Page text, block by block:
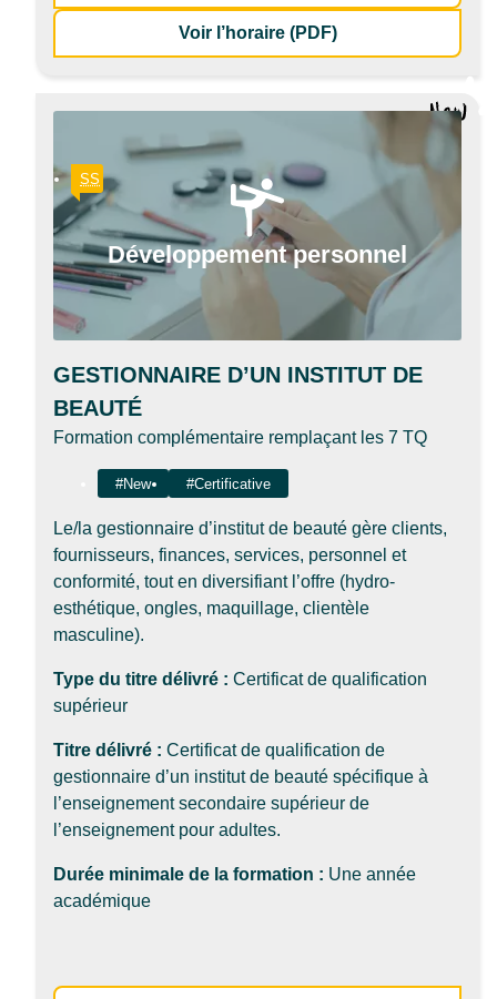
Voir l’horaire (PDF)de la formation
Développement personnel
SS
GESTIONNAIRE D’UN INSTITUT DE
BEAUTÉ
Formation complémentaire remplaçant les 7 TQ
#New #Certificative
Le/la gestionnaire d’institut de beauté gère clients,
fournisseurs, finances, services, personnel et
conformité, tout en diversifiant l’offre (hydro-
esthétique, ongles, maquillage, clientèle
masculine).
Type du titre délivré : Certificat de qualification
supérieur
Titre délivré : Certificat de qualification de
gestionnaire d’un institut de beauté spécifique à
l’enseignement secondaire supérieur de
l’enseignement pour adultes.
Durée minimale de la formation : Une année
académique